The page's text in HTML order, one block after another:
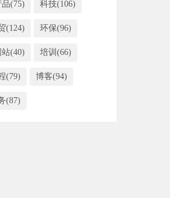
品(75) 科技(106)
(124) 环保(96)
站(40) 培训(66)
(79) 博客(94)
(87)